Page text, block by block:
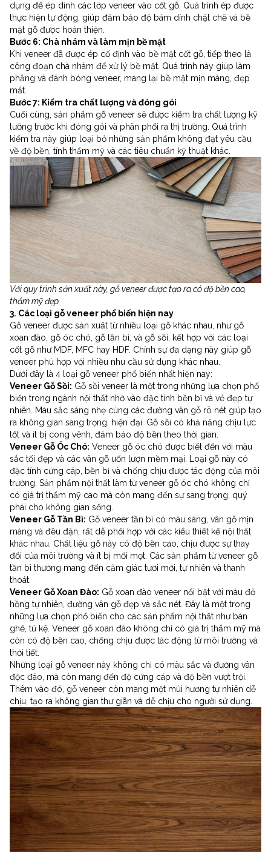
dụng để ép dính các lớp veneer vào cốt gỗ. Quá trình ép được
thực hiện tự động, giúp đảm bảo độ bám dính chặt chẽ và bề
mặt gỗ được hoàn thiện.
Bước 6: Chà nhám và làm mịn bề mặt
Khi veneer đã được ép cố định vào bề mặt cốt gỗ, tiếp theo là
công đoạn chà nhám để xử lý bề mặt. Quá trình này giúp làm
phẳng và đánh bóng veneer, mang lại bề mặt mịn màng, đẹp
mắt.
Bước 7: Kiểm tra chất lượng và đóng gói
Cuối cùng, sản phẩm gỗ veneer sẽ được kiểm tra chất lượng kỹ
lưỡng trước khi đóng gói và phân phối ra thị trường. Quá trình
kiểm tra này giúp loại bỏ những sản phẩm không đạt yêu cầu
về độ bền, tính thẩm mỹ và các tiêu chuẩn kỹ thuật khác.
Với quy trình sản xuất này, gỗ veneer được tạo ra có độ bền cao,
thẩm mỹ đẹp
3. Các loại gỗ veneer phổ biến hiện nay
Gỗ veneer được sản xuất từ nhiều loại gỗ khác nhau, như gỗ
xoan đào, gỗ óc chó, gỗ tần bì, và gỗ sồi, kết hợp với các loại
cốt gỗ như MDF, MFC hay HDF. Chính sự đa dạng này giúp gỗ
veneer phù hợp với nhiều nhu cầu sử dụng khác nhau.
Dưới đây là 4 loại gỗ veneer phổ biến nhất hiện nay:
Veneer Gỗ Sồi: Gỗ sồi veneer là một trong những lựa chọn phổ
biến trong ngành nội thất nhờ vào đặc tính bền bỉ và vẻ đẹp tự
nhiên. Màu sắc sáng nhẹ cùng các đường vân gỗ rõ nét giúp tạo
ra không gian sang trọng, hiện đại. Gỗ sồi có khả năng chịu lực
tốt và ít bị cong vênh, đảm bảo độ bền theo thời gian.
Veneer Gỗ Óc Chó: Veneer gỗ óc chó được biết đến với màu
sắc tối đẹp và các vân gỗ uốn lượn mềm mại. Loại gỗ này có
đặc tính cứng cáp, bền bỉ và chống chịu được tác động của môi
trường. Sản phẩm nội thất làm từ veneer gỗ óc chó không chỉ
có giá trị thẩm mỹ cao mà còn mang đến sự sang trọng, quý
phái cho không gian sống.
Veneer Gỗ Tần Bì: Gỗ veneer tần bì có màu sáng, vân gỗ mịn
màng và đều đặn, rất dễ phối hợp với các kiểu thiết kế nội thất
khác nhau. Chất liệu gỗ này có độ bền cao, chịu được sự thay
đổi của môi trường và ít bị mối mọt. Các sản phẩm từ veneer gỗ
tần bì thường mang đến cảm giác tươi mới, tự nhiên và thanh
thoát.
Veneer Gỗ Xoan Đào: Gỗ xoan đào veneer nổi bật với màu đỏ
hồng tự nhiên, đường vân gỗ đẹp và sắc nét. Đây là một trong
những lựa chọn phổ biến cho các sản phẩm nội thất như bàn
ghế, tủ kệ. Veneer gỗ xoan đào không chỉ có giá trị thẩm mỹ mà
còn có độ bền cao, chống chịu được tác động từ môi trường và
thời tiết.
Những loại gỗ veneer này không chỉ có màu sắc và đường vân
độc đáo, mà còn mang đến độ cứng cáp và độ bền vượt trội.
Thêm vào đó, gỗ veneer còn mang một mùi hương tự nhiên dễ
chịu, tạo ra không gian thư giãn và dễ chịu cho người sử dụng.